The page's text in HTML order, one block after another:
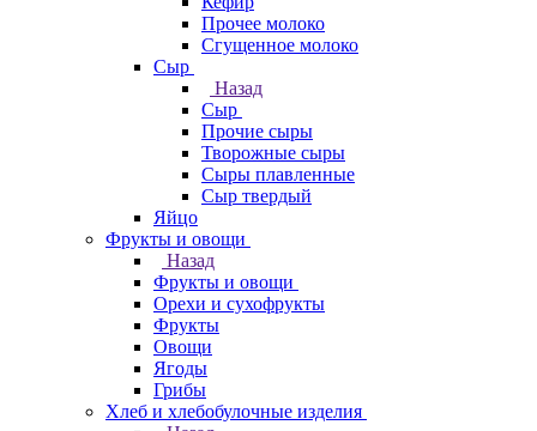
Прочее молоко
Сгущенное молоко
Сыр
Назад
Сыр
Прочие сыры
Творожные сыры
Сыры плавленные
Сыр твердый
Яйцо
Фрукты и овощи
Назад
Фрукты и овощи
Орехи и сухофрукты
Фрукты
Овощи
Ягоды
Грибы
Хлеб и хлебобулочные изделия